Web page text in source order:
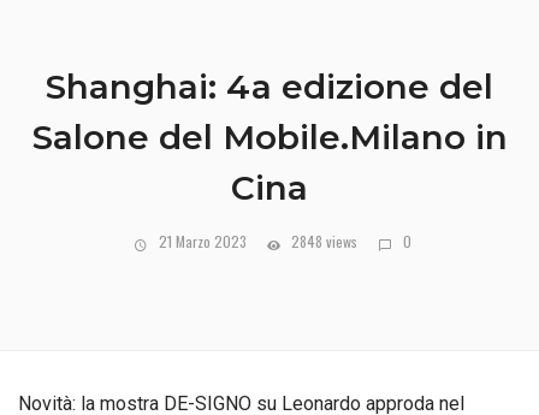
Shanghai: 4a edizione del
Salone del Mobile.Milano in
Cina
21 Marzo 2023 2848 views 0
Novità: la mostra DE-SIGNO su Leonardo approda nel